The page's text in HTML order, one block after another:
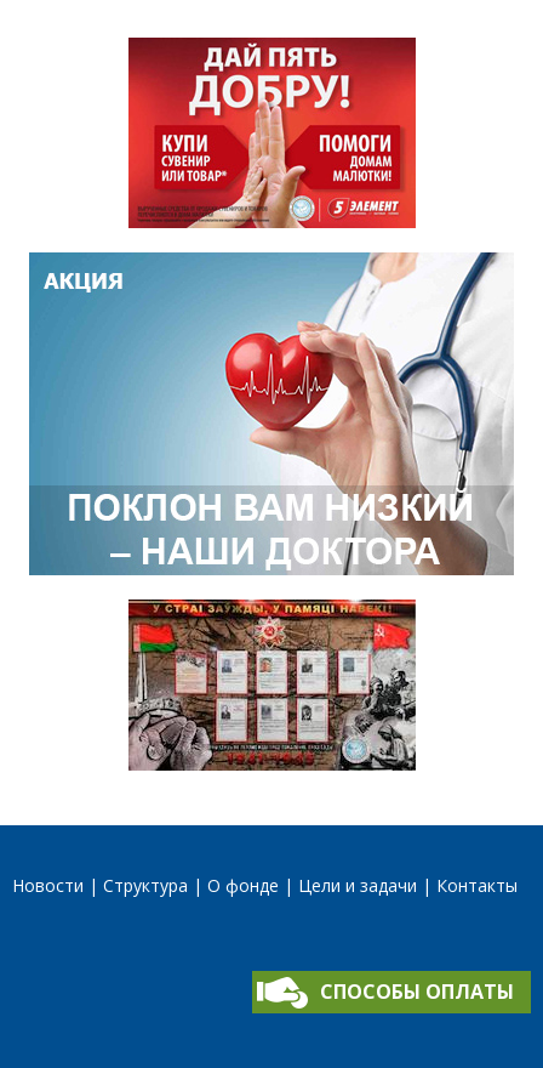
Новости Структура О фонде Цели и задачи Контакты
СПОСОБЫ ОПЛАТЫ